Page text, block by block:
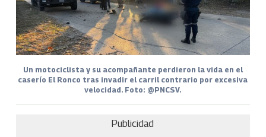
Un motociclista y su acompañante perdieron la vida en el
caserío El Ronco tras invadir el carril contrario por excesiva
velocidad. Foto: @PNCSV.
Publicidad